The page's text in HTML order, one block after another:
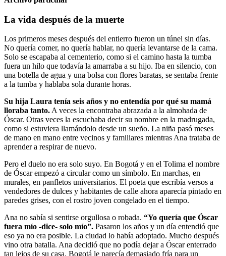
La vida después de la muerte
Los primeros meses después del entierro fueron un túnel sin días.
No quería comer, no quería hablar, no quería levantarse de la cama.
Solo se escapaba al cementerio, como si el camino hasta la tumba
fuera un hilo que todavía la amarraba a su hijo. Iba en silencio, con
una botella de agua y una bolsa con flores baratas, se sentaba frente
a la tumba y hablaba sola durante horas.
Su hija Laura tenía seis años y no entendía por qué su mamá
lloraba tanto. A veces la encontraba abrazada a la almohada de
Óscar. Otras veces la escuchaba decir su nombre en la madrugada,
como si estuviera llamándolo desde un sueño. La niña pasó meses
de mano en mano entre vecinos y familiares mientras Ana trataba de
aprender a respirar de nuevo.
Pero el duelo no era solo suyo. En Bogotá y en el Tolima el nombre
de Óscar empezó a circular como un símbolo. En marchas, en
murales, en panfletos universitarios. El poeta que escribía versos a
vendedores de dulces y habitantes de calle ahora aparecía pintado en
paredes grises, con el rostro joven congelado en el tiempo.
Ana no sabía si sentirse orgullosa o robada. “Yo quería que Óscar
fuera mío -dice- solo mío”. Pasaron los años y un día entendió que
eso ya no era posible. La ciudad lo había adoptado. Mucho después
vino otra batalla. Ana decidió que no podía dejar a Óscar enterrado
tan lejos de su casa. Bogotá le parecía demasiado fría para un